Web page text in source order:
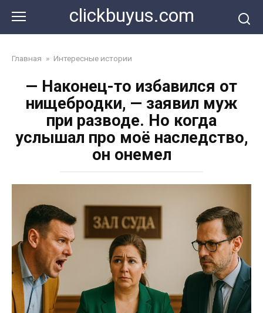
контенту
clickbuyus.com
Главная » Интересные истории
— Наконец-то избавился от
нищебродки, — заявил муж
при разводе. Но когда
услышал про моё наследство,
он онемел